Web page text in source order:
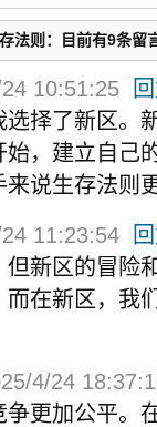
法则：目前有9条留
10:51:25
择了新区。
，建立自己
说生存法则
11:23:54
新区的冒险
在新区，我
4/24
更加公平。